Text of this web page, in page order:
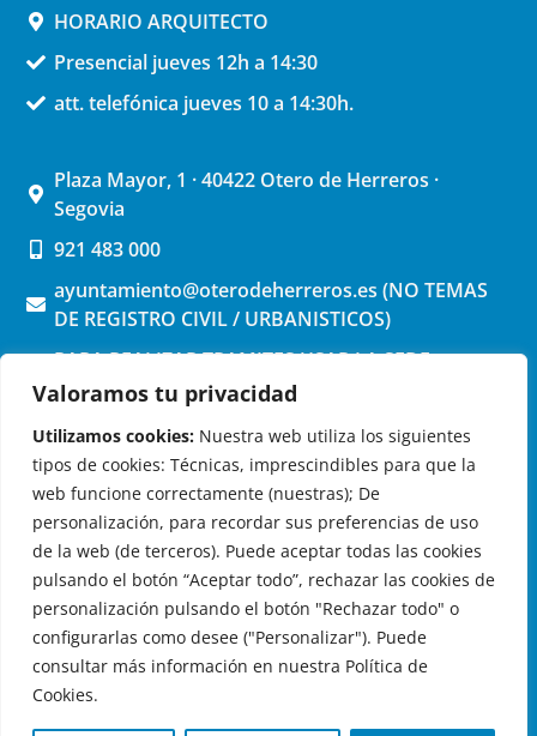
Valoramos tu privacidad
Utilizamos cookies: Nuestra web utiliza los siguientes
tipos de cookies: Técnicas, imprescindibles para que la
web funcione correctamente (nuestras); De
personalización, para recordar sus preferencias de uso
de la web (de terceros). Puede aceptar todas las cookies
pulsando el botón “Aceptar todo”, rechazar las cookies de
personalización pulsando el botón "Rechazar todo" o
configurarlas como desee ("Personalizar"). Puede
consultar más información en nuestra Política de
Cookies.
HORARIO ARQUITECTO
Presencial jueves 12h a 14:30
att. telefónica jueves 10 a 14:30h.
Plaza Mayor, 1 · 40422 Otero de Herreros ·
Segovia
921 483 000
ayuntamiento@oterodeherreros.es (NO TEMAS
DE REGISTRO CIVIL / URBANISTICOS)
PARA REALIZAR TRAMITES USAR LA SEDE
ELECTRONICA (pinchar aquí)
OTERO DE HERREROS EN LAS REDES
© 2026 Ayuntamiento de Otero de Herreros